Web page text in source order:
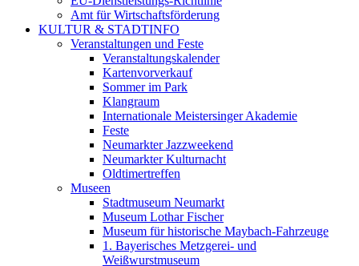
Amt für Wirtschaftsförderung
KULTUR & STADTINFO
Veranstaltungen und Feste
Veranstaltungskalender
Kartenvorverkauf
Sommer im Park
Klangraum
Internationale Meistersinger Akademie
Feste
Neumarkter Jazzweekend
Neumarkter Kulturnacht
Oldtimertreffen
Museen
Stadtmuseum Neumarkt
Museum Lothar Fischer
Museum für historische Maybach-Fahrzeuge
1. Bayerisches Metzgerei- und
Weißwurstmuseum